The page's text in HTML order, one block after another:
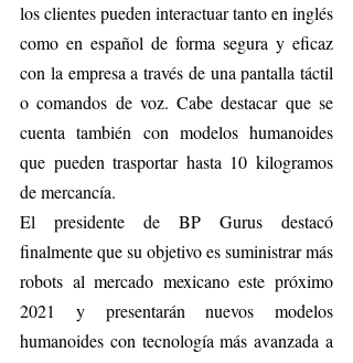
los clientes pueden interactuar tanto en inglés
como en español de forma segura y eficaz
con la empresa a través de una pantalla táctil
o comandos de voz. Cabe destacar que se
cuenta también con modelos humanoides
que pueden trasportar hasta 10 kilogramos
de mercancía.
El presidente de BP Gurus destacó
finalmente que su objetivo es suministrar más
robots al mercado mexicano este próximo
2021 y presentarán nuevos modelos
humanoides con tecnología más avanzada a